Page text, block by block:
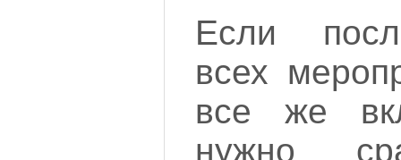
Если
всех
все же
нужно